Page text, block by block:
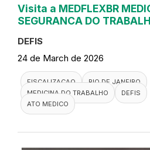
Visita a MEDFLEXBR
SEGURANCA DO
DEFIS
24 de March de 2026
FISCALIZACAO
RIO DE JANEIRO
MEDICINA DO TRABALHO
DEFIS
ATO MEDICO